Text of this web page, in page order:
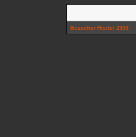
Besucher Heute: 2359